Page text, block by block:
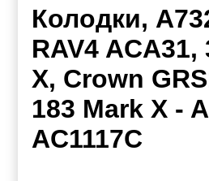
Колодки,
RAV4 ACA31,
X, Crown
183 Mark X -
AC1117C